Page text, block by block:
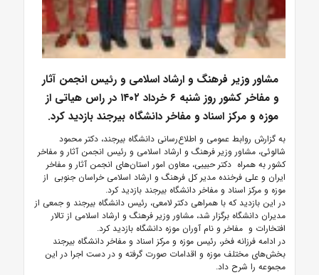
مشاور وزیر فرهنگ و ارشاد اسلامی و رئیس انجمن آثار
و مفاخر کشور روز شنبه ۶ خرداد ۱۴۰۲ در راس هیاتی از
موزه و مرکز اسناد و مفاخر دانشگاه بیرجند بازدید کرد.
به گزارش روابط عمومی و اطلاع‌رسانی دانشگاه بیرجند، دکتر محمود
شالوئی، مشاور وزیر فرهنگ و ارشاد اسلامی و رئیس انجمن آثار و مفاخر
کشور به همراه دکتر حبیبی، معاون امور استان‌های انجمن آثار و مفاخر
ایران و علی فرخنده مدیر کل فرهنگ و ارشاد اسلامی خراسان جنوبی از
موزه و مرکز اسناد و مفاخر دانشگاه بیرجند بازدید کرد.
در این بازدید که با همراهی دکتر لامعی، رئیس دانشگاه بیرجند و جمعی از
مدیران دانشگاه برگزار شد، مشاور وزیر فرهنگ و ارشاد اسلامی از تالار
افتخارات و مفاخر و نام آوران موزه دانشگاه بازدید کرد.
در ادامه فرزانه فخر، رئیس موزه و مرکز اسناد و مفاخر دانشگاه بیرجند
بخش‌های مختلف موزه و اقدامات صورت گرفته و در دست اجرا در این
مجموعه را شرح داد.